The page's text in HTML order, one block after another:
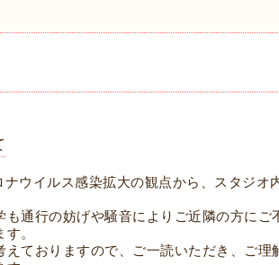
ナウイルス感染拡大の観点から、スタジオ
も通行の妨げや騒音によりご近隣の方にご
。
ておりますので、ご一読いただき、ご理